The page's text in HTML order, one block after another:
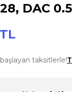
DAC
taksitlerle!